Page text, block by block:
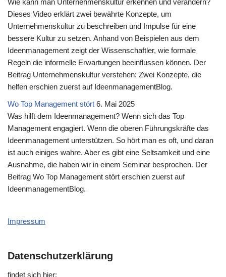
Dieses Video erklärt zwei bewährte Konzepte, um
Unternehmenskultur zu beschreiben und Impulse für eine
bessere Kultur zu setzen. Anhand von Beispielen aus dem
Ideenmanagement zeigt der Wissenschaftler, wie formale
Regeln die informelle Erwartungen beeinflussen können. Der
Beitrag Unternehmenskultur verstehen: Zwei Konzepte, die
helfen erschien zuerst auf IdeenmanagementBlog.
Wo Top Management stört 6. Mai 2025
Was hilft dem Ideenmanagement? Wenn sich das Top
Management engagiert. Wenn die oberen Führungskräfte das
Ideenmanagement unterstützen. So hört man es oft, und daran
ist auch einiges wahre. Aber es gibt eine Seltsamkeit und eine
Ausnahme, die haben wir in einem Seminar besprochen. Der
Beitrag Wo Top Management stört erschien zuerst auf
IdeenmanagementBlog.
Impressum
Datenschutzerklärung
fin­det sich hier: